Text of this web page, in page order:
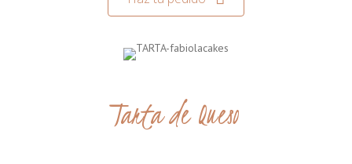
Tarta de Queso